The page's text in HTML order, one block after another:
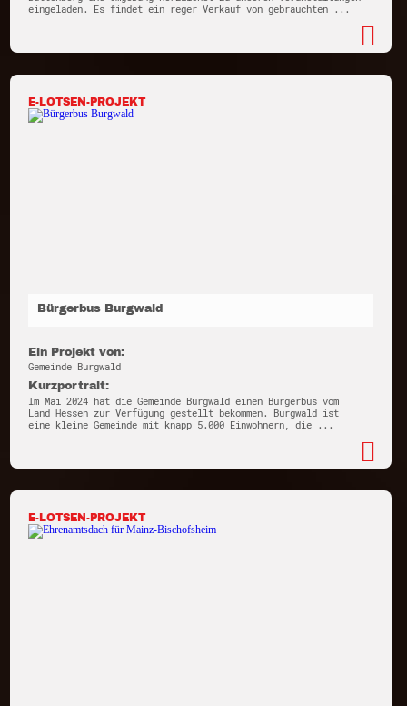
eingeladen. Es findet ein reger Verkauf von gebrauchten ...
E-LOTSEN-PROJEKT
Bürgerbus Burgwald
Ein Projekt von:
Gemeinde Burgwald
Kurzportrait:
Im Mai 2024 hat die Gemeinde Burgwald einen Bürgerbus vom
Land Hessen zur Verfügung gestellt bekommen. Burgwald ist
eine kleine Gemeinde mit knapp 5.000 Einwohnern, die ...
E-LOTSEN-PROJEKT